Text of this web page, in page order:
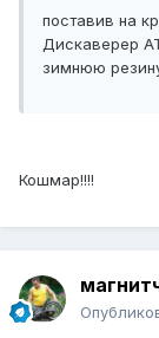
поставив на
Дискаверер
зимнюю
Кошмар!!!!